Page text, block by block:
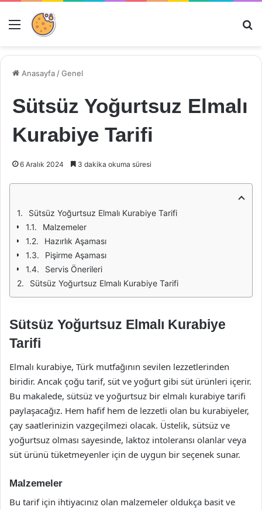
Menü
Anasayfa /Genel
Sütsüz Yoğurtsuz Elmalı
Kurabiye Tarifi
6 Aralık 2024 3 dakika okuma süresi
Sütsüz Yoğurtsuz Elmalı Kurabiye Tarifi
Malzemeler
Hazırlık Aşaması
Pişirme Aşaması
Servis Önerileri
Sütsüz Yoğurtsuz Elmalı Kurabiye Tarifi
Sütsüz Yoğurtsuz Elmalı Kurabiye
Tarifi
Elmalı kurabiye, Türk mutfağının sevilen lezzetlerinden
biridir. Ancak çoğu tarif, süt ve yoğurt gibi süt ürünleri içerir.
Bu makalede, sütsüz ve yoğurtsuz bir elmalı kurabiye tarifi
paylaşacağız. Hem hafif hem de lezzetli olan bu kurabiyeler,
çay saatlerinizin vazgeçilmezi olacak. Üstelik, sütsüz ve
yoğurtsuz olması sayesinde, laktoz intoleransı olanlar veya
süt ürünü tüketmeyenler için de uygun bir seçenek sunar.
Malzemeler
Bu tarif için ihtiyacınız olan malzemeler oldukça basit ve